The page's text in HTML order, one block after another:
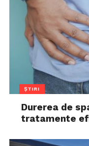
ȘTIRI
Durerea de
tratamente